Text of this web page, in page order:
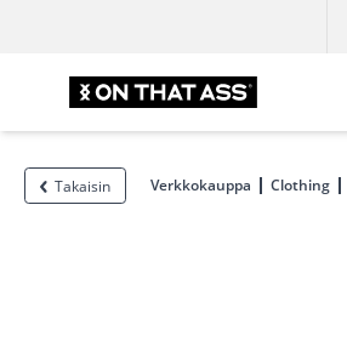
Takaisin Verkkokauppa Clothing